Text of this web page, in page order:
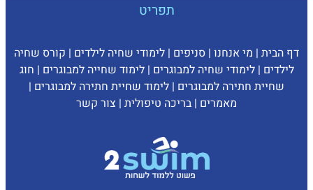
תפריט
דף הבית | מי אנחנו | סניפים | לימודי שחיה לילדים | קורס שחיה
לילדים |לימודי שחיה למבוגרים |לימוד שחייה למבוגרים | חוג
שחיית חתירה למבוגרים | לימוד שחיית חתירה למבוגרים |
מאמרים | בריכה טיפולית | צור קשר